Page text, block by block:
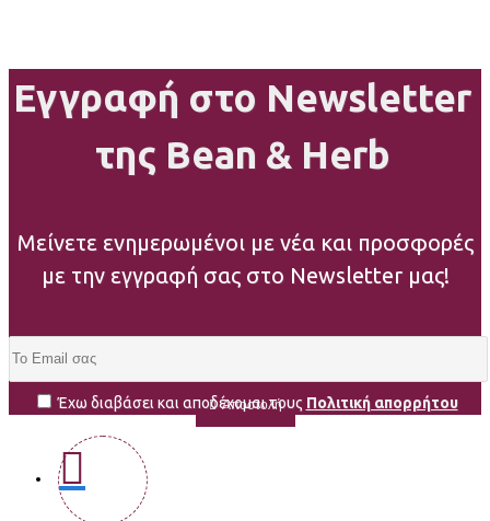
Εγγραφή στο Newsletter
της Bean & Herb
Μείνετε ενημερωμένοι με νέα και προσφορές
με την εγγραφή σας στο Newsletter μας!
Αποστολή
Έχω διαβάσει και αποδέχομαι τους Πολιτική απορρήτου